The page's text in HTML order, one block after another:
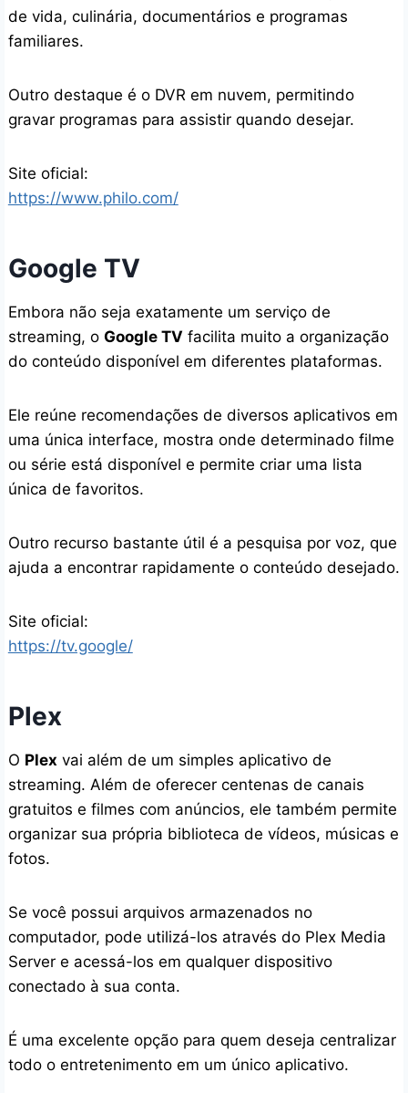
de vida, culinária, documentários e programas
familiares.
Outro destaque é o DVR em nuvem, permitindo
gravar programas para assistir quando desejar.
Site oficial:
https://www.philo.com/
Google TV
Embora não seja exatamente um serviço de
streaming, o Google TV facilita muito a organização
do conteúdo disponível em diferentes plataformas.
Ele reúne recomendações de diversos aplicativos em
uma única interface, mostra onde determinado filme
ou série está disponível e permite criar uma lista
única de favoritos.
Outro recurso bastante útil é a pesquisa por voz, que
ajuda a encontrar rapidamente o conteúdo desejado.
Site oficial:
https://tv.google/
Plex
O Plex vai além de um simples aplicativo de
streaming. Além de oferecer centenas de canais
gratuitos e filmes com anúncios, ele também permite
organizar sua própria biblioteca de vídeos, músicas e
fotos.
Se você possui arquivos armazenados no
computador, pode utilizá-los através do Plex Media
Server e acessá-los em qualquer dispositivo
conectado à sua conta.
É uma excelente opção para quem deseja centralizar
todo o entretenimento em um único aplicativo.